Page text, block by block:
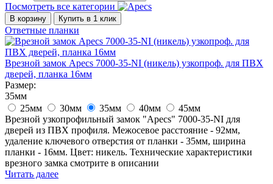
Посмотреть все категории
В корзину Купить в 1 клик
Ответные планки
Врезной замок Apecs 7000-35-NI (никель) узкопроф. для ПВХ
дверей, планка 16мм
Размер:
35мм
25мм
30мм 35мм 40мм
45мм
Врезной узкопрофильный замок "Apecs" 7000-35-NI для
дверей из ПВХ профиля. Межосевое расстояние - 92мм,
удаление ключевого отверстия от планки - 35мм, ширина
планки - 16мм. Цвет: никель. Технические характеристики
врезного замка смотрите в описании
Читать далее